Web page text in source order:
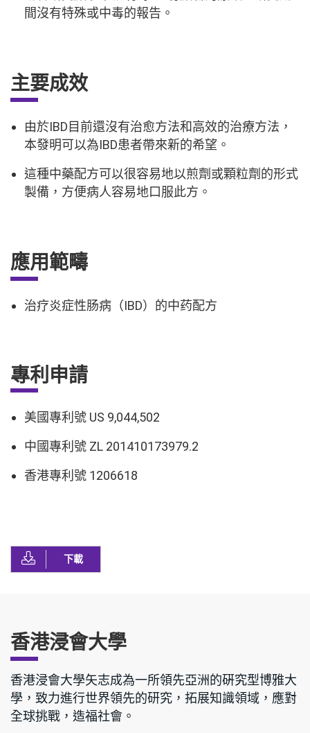
間沒有特殊或中毒的報告。
主要成效
由於IBD目前還沒有治愈方法和高效的治療方法，
本發明可以為IBD患者帶來新的希望。
這種中藥配方可以很容易地以煎劑或顆粒劑的形式
製備，方便病人容易地口服此方。
應用範疇
治疗炎症性肠病（IBD）的中药配方
專利申請
美國專利號 US 9,044,502
中國專利號 ZL 201410173979.2
香港專利號 1206618
下載
香港浸會大學
香港浸會大學矢志成為一所領先亞洲的硏究型博雅大
學，致力進行世界領先的研究，拓展知識領域，應對
全球挑戰，造福社會。